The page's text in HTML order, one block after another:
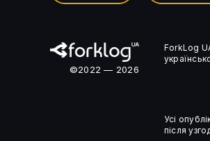
Ком’юніті-
чат
©2022 — 2026
ForkLog
Усі
після